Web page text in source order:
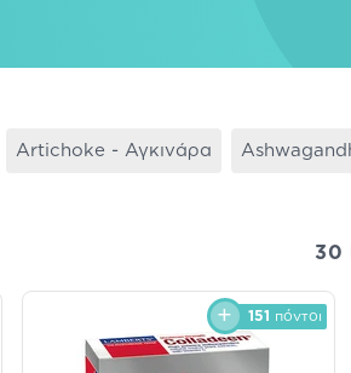
Artichoke - Αγκινάρα
30
151 πόντοι